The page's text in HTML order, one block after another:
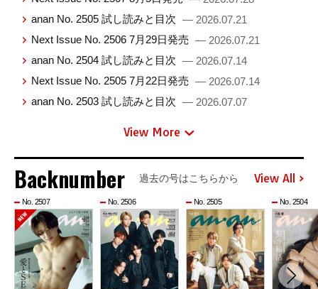
anan No. 2505 試し読みと目次 — 2026.07.21
Next Issue No. 2506 7月29日発売 — 2026.07.21
anan No. 2504 試し読みと目次 — 2026.07.14
Next Issue No. 2505 7月22日発売 — 2026.07.14
anan No. 2503 試し読みと目次 — 2026.07.07
View More
Backnumber 過去の号はこちらから View All
No. 2507 No. 2506 No. 2505 No. 2504